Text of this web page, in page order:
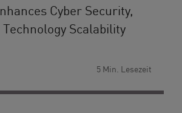
Cyber Security,
Scalability
5 Min. Lesezeit